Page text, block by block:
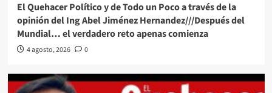
El Quehacer Político y de Todo un Poco a través de la
opinión del Ing Abel Jiménez Hernandez///Después del
Mundial… el verdadero reto apenas comienza
4 agosto, 2026 0